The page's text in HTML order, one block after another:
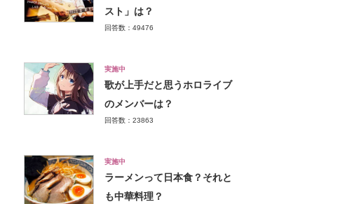
スト」は？
回答数：49476
実施中
歌が上手だと思うホロライブ
のメンバーは？
回答数：23863
実施中
ラーメンって日本食？それと
も中華料理？